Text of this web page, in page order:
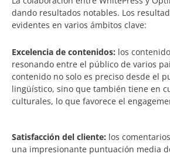
dando resultados notables. Los
evidentes en varios ámbitos clave:
Excelencia de contenidos: los
resonando entre el público de varios
contenido no solo es preciso desde el
lingüístico, sino que también tiene en
culturales, lo que favorece el
Satisfacción del cliente: los
una impresionante puntuación media